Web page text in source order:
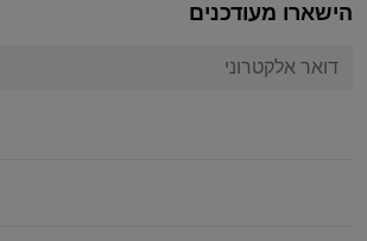
הישארו מעודכנים
דואר אלקטרוני